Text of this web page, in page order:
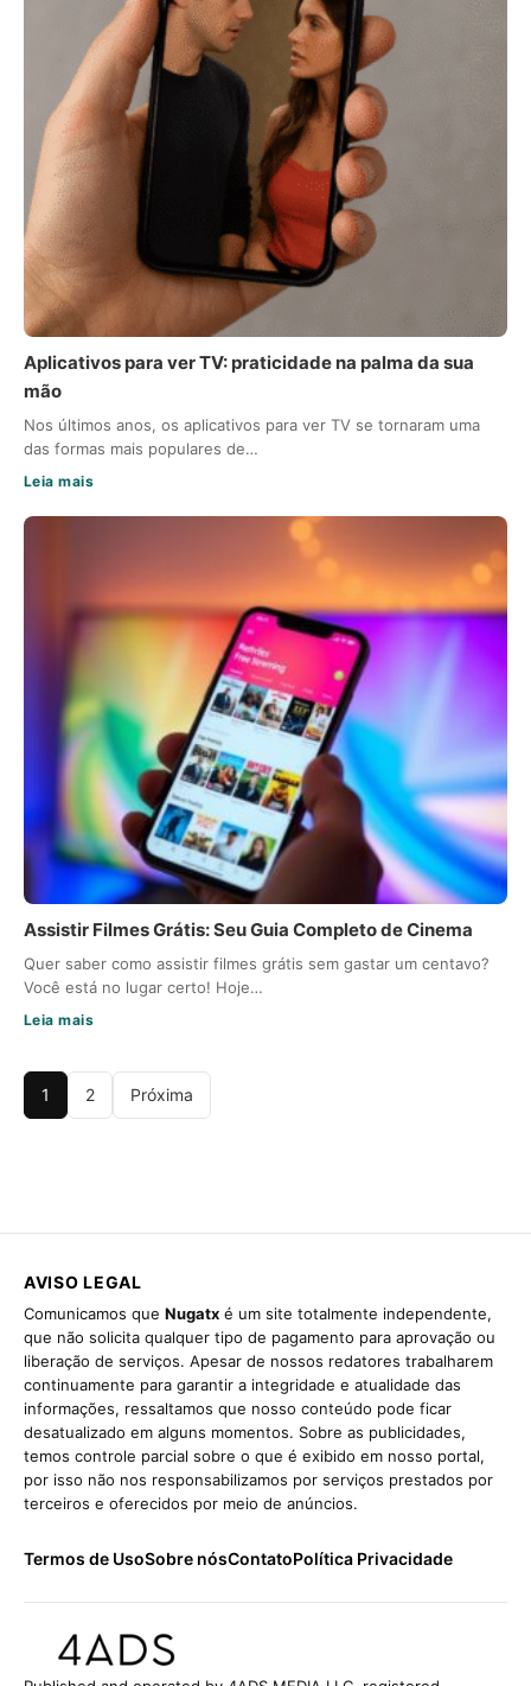
Aplicativos para ver TV: praticidade na palma da sua
mão
Nos últimos anos, os aplicativos para ver TV se tornaram uma
das formas mais populares de…
Leia mais
Assistir Filmes Grátis: Seu Guia Completo de Cinema
Quer saber como assistir filmes grátis sem gastar um centavo?
Você está no lugar certo! Hoje…
Leia mais
1 2 Próxima
AVISO LEGAL
Comunicamos que Nugatx é um site totalmente independente,
que não solicita qualquer tipo de pagamento para aprovação ou
liberação de serviços. Apesar de nossos redatores trabalharem
continuamente para garantir a integridade e atualidade das
informações, ressaltamos que nosso conteúdo pode ficar
desatualizado em alguns momentos. Sobre as publicidades,
temos controle parcial sobre o que é exibido em nosso portal,
por isso não nos responsabilizamos por serviços prestados por
terceiros e oferecidos por meio de anúncios.
Termos de UsoSobre nósContatoPolítica Privacidade